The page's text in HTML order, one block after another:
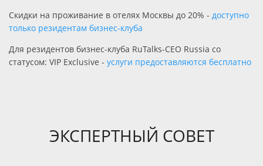
Скидки на проживание в отелях Москвы до 20% - доступно
только резидентам бизнес-клуба
Для резидентов бизнес-клуба RuTalks-CEO Russia со
статусом: VIP Exclusive - услуги предоставляются бесплатно
ЭКСПЕРТНЫЙ СОВЕТ